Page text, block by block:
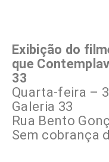
Exibição do
que
33
Quarta-feira –
Galeria 33
Rua Bento
Sem cobrança